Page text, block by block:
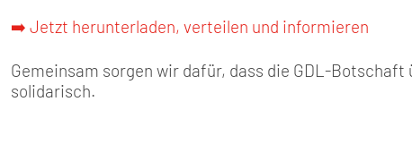
➡️ Jetzt herunterladen, verteilen und informieren
Gemeinsam sorgen wir dafür, dass die GDL-
solidarisch.